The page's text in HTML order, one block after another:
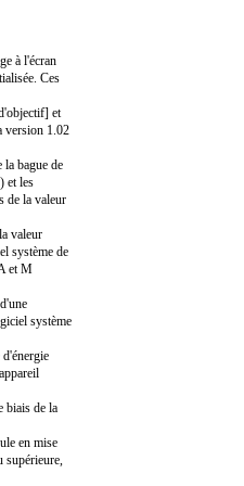
à l'écran
Ces
et
version 1.02
bague de
et les
de la valeur
valeur
système de
et M
système
biais de la
en mise
supérieure,